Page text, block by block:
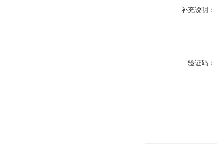
补充说明：
验证码：